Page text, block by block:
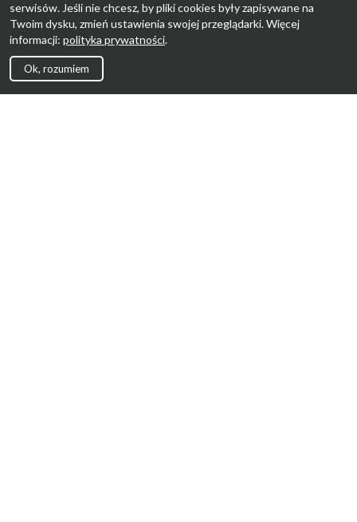
serwisów. Jeśli nie chcesz, by pliki cookies były zapisywane na
Twoim dysku, zmień ustawienia swojej przeglądarki. Więcej
informacji: polityka prywatności.
Ok, rozumiem